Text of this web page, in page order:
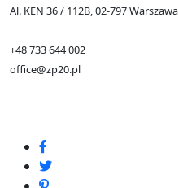
Al. KEN 36 / 112B, 02-797 Warszawa
+48 733 644 002
office@zp20.pl